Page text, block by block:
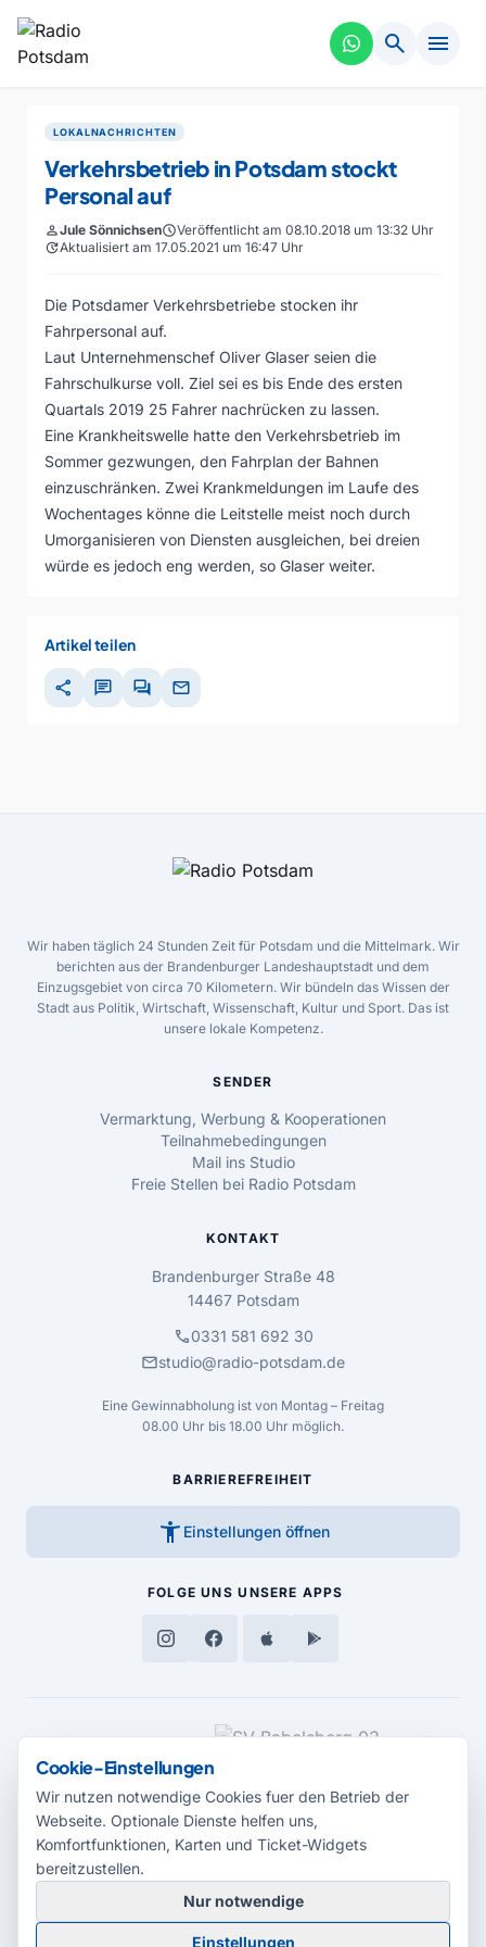
search menu
LOKALNACHRICHTEN
Verkehrsbetrieb in Potsdam stockt
Personal auf
personJule SönnichsenscheduleVeröffentlicht am 08.10.2018 um 13:32 Uhr
updateAktualisiert am 17.05.2021 um 16:47 Uhr
Die Potsdamer Verkehrsbetriebe stocken ihr
Fahrpersonal auf.
Laut Unternehmenschef Oliver Glaser seien die
Fahrschulkurse voll. Ziel sei es bis Ende des ersten
Quartals 2019 25 Fahrer nachrücken zu lassen.
Eine Krankheitswelle hatte den Verkehrsbetrieb im
Sommer gezwungen, den Fahrplan der Bahnen
einzuschränken. Zwei Krankmeldungen im Laufe des
Wochentages könne die Leitstelle meist noch durch
Umorganisieren von Diensten ausgleichen, bei dreien
würde es jedoch eng werden, so Glaser weiter.
Artikel teilen
share chat forum mail
Wir haben täglich 24 Stunden Zeit für Potsdam und die Mittelmark. Wir
berichten aus der Brandenburger Landeshauptstadt und dem
Einzugsgebiet von circa 70 Kilometern. Wir bündeln das Wissen der
Stadt aus Politik, Wirtschaft, Wissenschaft, Kultur und Sport. Das ist
unsere lokale Kompetenz.
SENDER
Vermarktung, Werbung & Kooperationen
Teilnahmebedingungen
Mail ins Studio
Freie Stellen bei Radio Potsdam
KONTAKT
Brandenburger Straße 48
14467 Potsdam
call0331 581 692 30
mailstudio@radio-potsdam.de
Eine Gewinnabholung ist von Montag – Freitag
08.00 Uhr bis 18.00 Uhr möglich.
BARRIEREFREIHEIT
accessibility_new Einstellungen öffnen
FOLGE UNS UNSERE APPS
MEDIENPARTNER
© 2026 Radio Potsdam. Webseite entwickelt durch dieMedienagentur
Babelsberg
Cookie-Einstellungen
Wir nutzen notwendige Cookies fuer den Betrieb der
Webseite. Optionale Dienste helfen uns,
Komfortfunktionen, Karten und Ticket-Widgets
bereitzustellen.
Nur notwendige
Einstellungen